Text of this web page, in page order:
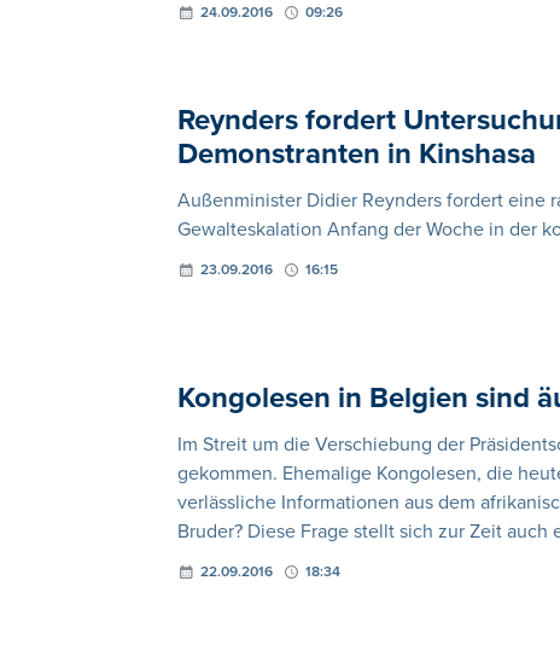
24.09.2016 09:26
Reynders fordert
Demonstranten in Kinshasa
Außenminister Didier Reynders fordert eine
Gewalteskalation Anfang der Woche in der
23.09.2016 16:15
Kongolesen in Belgien sind
Im Streit um die Verschiebung der
gekommen. Ehemalige Kongolesen, die
verlässliche Informationen aus dem
Bruder? Diese Frage stellt sich zur Zeit auch
22.09.2016 18:34